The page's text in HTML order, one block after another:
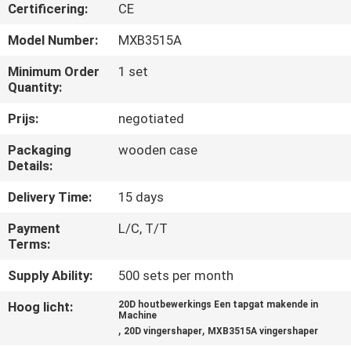
KWALITEITSCONTROLE
CONTACTEER
ONS
NIEUWS
VERZOEK
OM EEN
CITAAT
SITEMAP
Certificering:
CE
Model Number:
MXB3515A
Minimum Order
Quantity:
1 set
Prijs:
negotiated
Packaging
Details:
wooden case
Delivery Time:
15 days
Payment
Terms:
L/C, T/T
Supply Ability:
500 sets per month
Hoog licht:
20D houtbewerkings Een tapgat makende in
Machine
, 20D vingershaper, MXB3515A vingershaper